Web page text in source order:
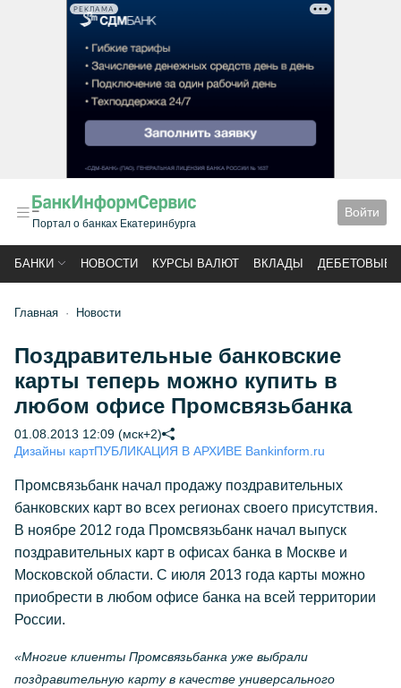
РЕКЛАМА
Портал о банках Екатеринбурга
Войти
БАНКИ НОВОСТИ КУРСЫ ВАЛЮТ ВКЛАДЫ ДЕБЕТОВЫЕ
Главная Новости
Поздравительные банковские
карты теперь можно купить в
любом офисе Промсвязьбанка
01.08.2013 12:09 (мск+2)
Дизайны картПУБЛИКАЦИЯ В АРХИВЕ Bankinform.ru
Промсвязьбанк начал продажу поздравительных
банковских карт во всех регионах своего присутствия.
В ноябре 2012 года Промсвязьбанк начал выпуск
поздравительных карт в офисах банка в Москве и
Московской области. С июля 2013 года карты можно
приобрести в любом офисе банка на всей территории
России.
«Многие клиенты Промсвязьбанка уже выбрали
поздравительную карту в качестве универсального